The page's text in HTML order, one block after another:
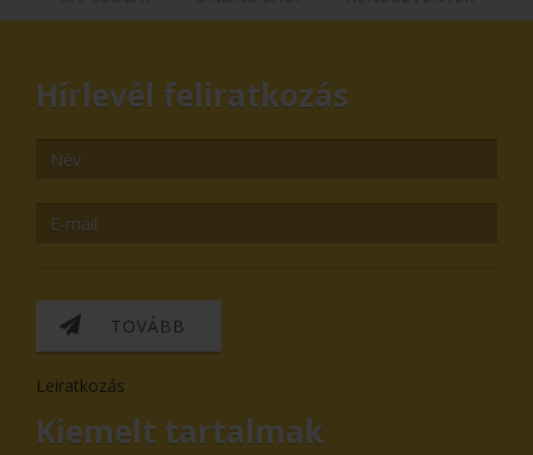
Hírlevél feliratkozás
TOVÁBB
Leiratkozás
Kiemelt tartalmak